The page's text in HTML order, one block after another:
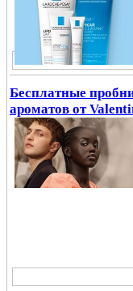
Бесплатные
ароматов от